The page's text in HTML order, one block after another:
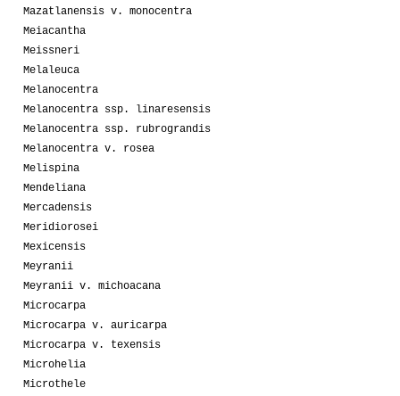
Mazatlanensis v. monocentra
Meiacantha
Meissneri
Melaleuca
Melanocentra
Melanocentra ssp. linaresensis
Melanocentra ssp. rubrograndis
Melanocentra v. rosea
Melispina
Mendeliana
Mercadensis
Meridiorosei
Mexicensis
Meyranii
Meyranii v. michoacana
Microcarpa
Microcarpa v. auricarpa
Microcarpa v. texensis
Microhelia
Microthele